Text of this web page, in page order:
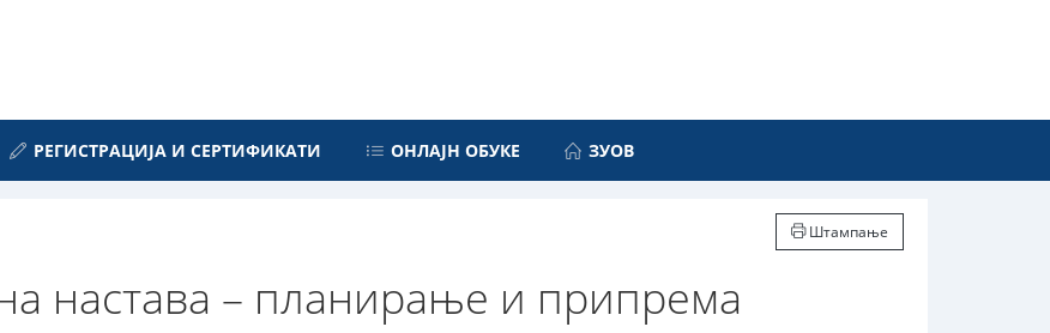
РЕГИСТРАЦИЈА И СЕРТИФИКАТИ ОНЛАЈН ОБУКЕ ЗУОВ
Штампање
настава – планирање и припрема